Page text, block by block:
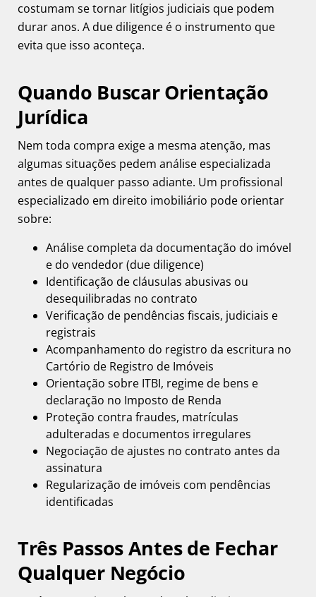
costumam se tornar litígios judiciais que podem
durar anos. A due diligence é o instrumento que
evita que isso aconteça.
Quando Buscar Orientação
Jurídica
Nem toda compra exige a mesma atenção, mas
algumas situações pedem análise especializada
antes de qualquer passo adiante. Um profissional
especializado em direito imobiliário pode orientar
sobre:
Análise completa da documentação do imóvel
e do vendedor (due diligence)
Identificação de cláusulas abusivas ou
desequilibradas no contrato
Verificação de pendências fiscais, judiciais e
registrais
Acompanhamento do registro da escritura no
Cartório de Registro de Imóveis
Orientação sobre ITBI, regime de bens e
declaração no Imposto de Renda
Proteção contra fraudes, matrículas
adulteradas e documentos irregulares
Negociação de ajustes no contrato antes da
assinatura
Regularização de imóveis com pendências
identificadas
Três Passos Antes de Fechar
Qualquer Negócio